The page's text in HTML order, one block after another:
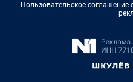
Пользовательское соглашение